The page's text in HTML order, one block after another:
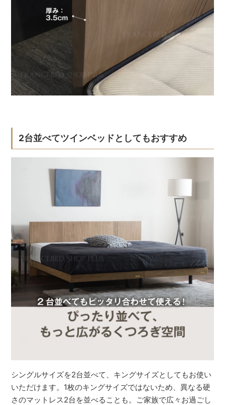
2台並べてツインベッドとしてもおすすめ
シングルサイズを2台並べて、キングサイズとしてもお使い
いただけます。1枚のキングサイズではないため、異なる硬
さのマットレス2台を並べることも。ご家族で広々お過ごし